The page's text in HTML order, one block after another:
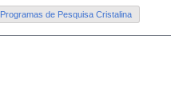
Programas de Pesquisa Cristalina